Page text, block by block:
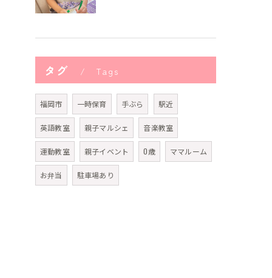
タグ Tags
福岡市 一時保育 手ぶら 駅近
英語教室 親子マルシェ 音楽教室
運動教室 親子イベント 0歳 ママルーム
お弁当 駐車場あり